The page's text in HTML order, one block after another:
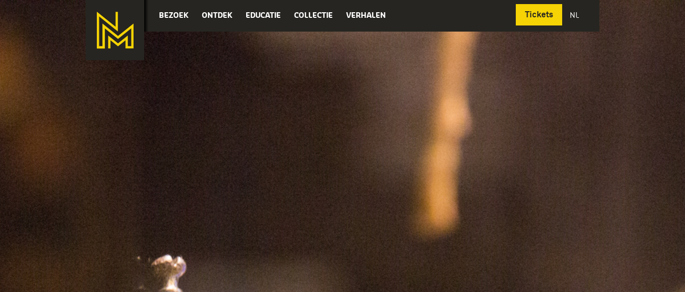
BEZOEK ONTDEK EDUCATIE COLLECTIE VERHALEN Tickets NL
Deutsch